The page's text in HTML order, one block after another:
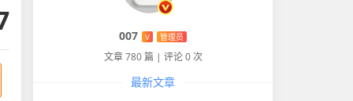
007 V 管理员
文章 780 篇 | 评论 0 次
最新文章